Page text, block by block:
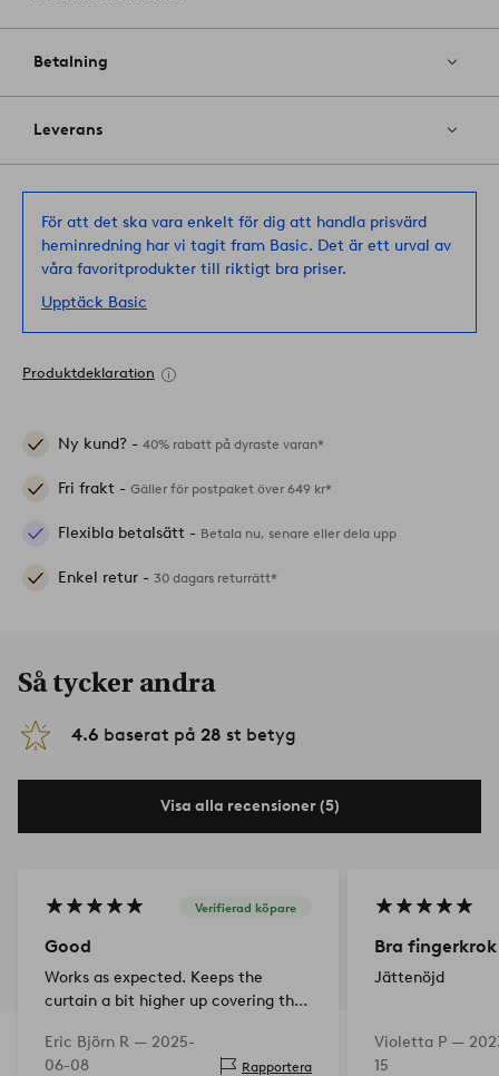
Betalning
Leverans
För att det ska vara enkelt för dig att handla prisvärd
heminredning har vi tagit fram Basic. Det är ett urval av
våra favoritprodukter till riktigt bra priser.
Upptäck Basic
Produktdeklaration
Ny kund? - 40% rabatt på dyraste varan*
Fri frakt - Gäller för postpaket över 649 kr*
Flexibla betalsätt - Betala nu, senare eller dela upp
Enkel retur - 30 dagars returrätt*
Så tycker andra
4.6 baserat på 28 st betyg
Visa alla recensioner (5)
Verifierad köpare
Good
Works as expected. Keeps the
curtain a bit higher up covering the
Eric Björn R — 2025-
06-08
Rapportera
Bra fingerkrok
Jättenöjd
Violetta P —
15